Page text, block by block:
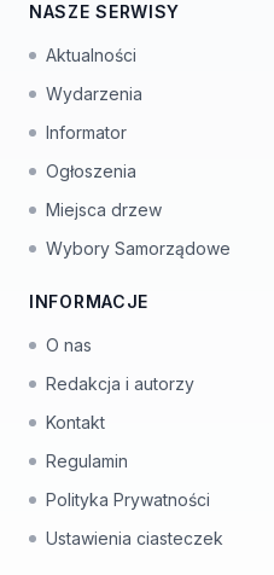
NASZE SERWISY
Aktualności
Wydarzenia
Informator
Ogłoszenia
Miejsca drzew
Wybory Samorządowe
INFORMACJE
O nas
Redakcja i autorzy
Kontakt
Regulamin
Polityka Prywatności
Ustawienia ciasteczek